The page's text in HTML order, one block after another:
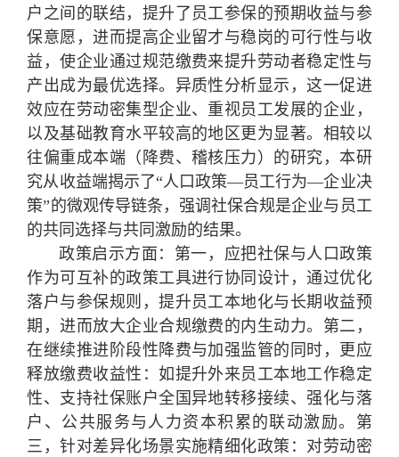
户之间的联结，提升了员工参保的预期收益与参
保意愿，进而提高企业留才与稳岗的可行性与收
益，使企业通过规范缴费来提升劳动者稳定性与
产出成为最优选择。异质性分析显示，这一促进
效应在劳动密集型企业、重视员工发展的企业，
以及基础教育水平较高的地区更为显著。相较以
往偏重成本端（降费、稽核压力）的研究，本研
究从收益端揭示了“人口政策—员工行为—企业决
策”的微观传导链条，强调社保合规是企业与员工
的共同选择与共同激励的结果。
政策启示方面：第一，应把社保与人口政策
作为可互补的政策工具进行协同设计，通过优化
落户与参保规则，提升员工本地化与长期收益预
期，进而放大企业合规缴费的内生动力。第二，
在继续推进阶段性降费与加强监管的同时，更应
释放缴费收益性：如提升外来员工本地工作稳定
性、支持社保账户全国异地转移接续、强化与落
户、公共服务与人力资本积累的联动激励。第
三，针对差异化场景实施精细化政策：对劳动密